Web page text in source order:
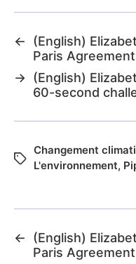
←
(English)
Paris Agreement
→ (English)
60-second
Changement
L'environnement,
←
(English)
Paris Agreement